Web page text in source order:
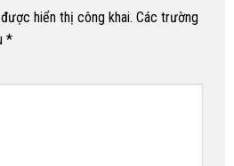
hiển thị công khai. Các trường
*